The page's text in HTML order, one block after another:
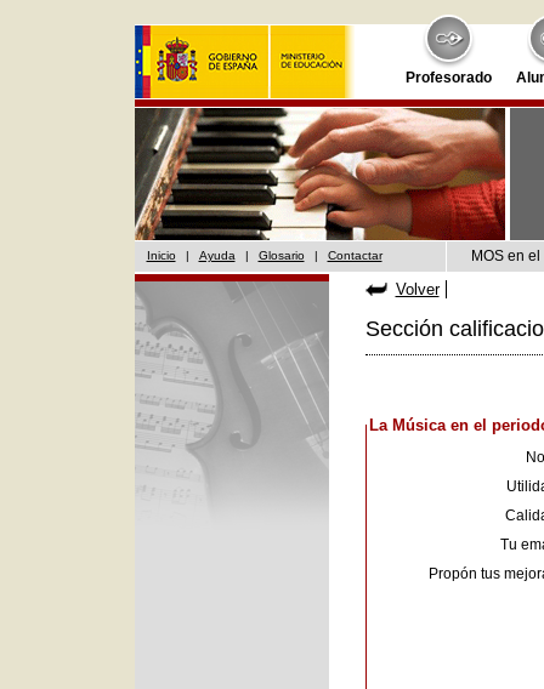
Profesorado
Inicio | Ayuda | Glosario | Contactar MOS en
Volver
Sección
La Música en el
Tu
Propón tus